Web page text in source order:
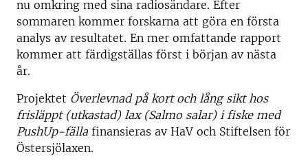
nu omkring med sina radiosändare. Efter
sommaren kommer forskarna att göra en första
analys av resultatet. En mer omfattande rapport
kommer att färdigställas först i början av nästa
år.
Projektet Överlevnad på kort och lång sikt hos
frisläppt (utkastad) lax (Salmo salar) i fiske med
PushUp-fällafinansieras av HaV och Stiftelsen för
Östersjölaxen.